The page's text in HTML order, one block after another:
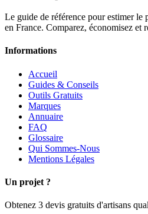
Le guide de référence pour estimer le
en France. Comparez, économisez et
Informations
Accueil
Guides & Conseils
Outils Gratuits
Marques
Annuaire
FAQ
Glossaire
Qui Sommes-Nous
Mentions Légales
Un projet ?
Obtenez 3 devis gratuits d'artisans